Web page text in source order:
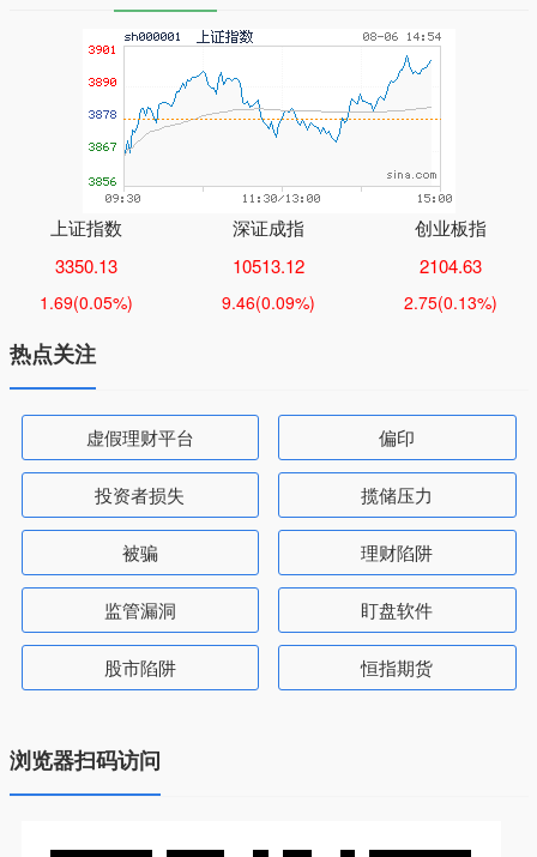
上证指数
3350.13
1.69(0.05%)
深证成指
10513.12
9.46(0.09%)
创业板指
2104.63
2.75(0.13%)
热点关注
虚假理财平台 偏印
投资者损失 揽储压力
被骗 理财陷阱
监管漏洞 盯盘软件
股市陷阱 恒指期货
浏览器扫码访问